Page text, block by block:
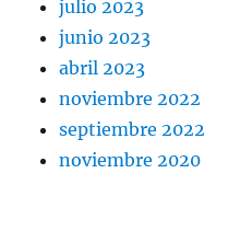
julio 2023
junio 2023
abril 2023
noviembre 2022
septiembre 2022
noviembre 2020